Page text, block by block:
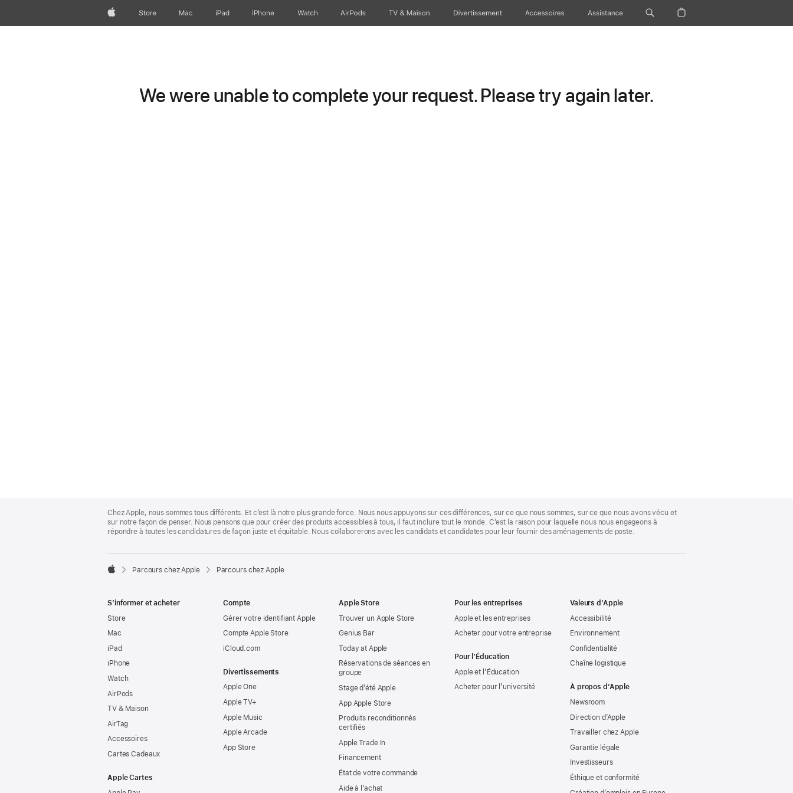
AppleStore Mac iPad iPhone Watch AirPods TV & Maison Divertissements Accessoires Assistance
We were unable to complete your request. Please try again later.
Footer
Chez Apple, nous sommes tous différents. Et c’est là notre plus grande force. Nous nous appuyons sur ces différences, sur ce que nous sommes, sur ce que nous avons vécu et
sur notre façon de penser. Nous pensons que pour créer des produits accessibles à tous, il faut inclure tout le monde. C’est la raison pour laquelle nous nous engageons à
répondre à toutes les candidatures de façon juste et équitable. Nous collaborerons avec les candidats et candidates pour leur fournir des aménagements de poste.

Parcours chez Apple Parcours chez Apple
S’informer et acheter
Store
Mac
iPad
iPhone
Watch
AirPods
TV & Maison
AirTag
Accessoires
Cartes Cadeaux
Apple Cartes
Compte
Gérer votre identifiant Apple
Compte Apple Store
iCloud.com
Divertissements
Apple One
Apple TV+
Apple Music
Apple Arcade
App Store
Apple Store
Trouver un Apple Store
Genius Bar
Today at Apple
Réservations de séances en
groupe
Stage d’été Apple
App Apple Store
Produits reconditionnés
certifiés
Apple Trade In
Financement
État de votre commande
Aide à l’achat
Pour les entreprises
Apple et les entreprises
Acheter pour votre entreprise
Pour l’Éducation
Apple et l’Éducation
Acheter pour l’université
Valeurs d’Apple
Accessibilité
Environnement
Confidentialité
Chaîne logistique
À propos d’Apple
Newsroom
Direction d’Apple
Travailler chez Apple
Garantie légale
Investisseurs
Éthique et conformité